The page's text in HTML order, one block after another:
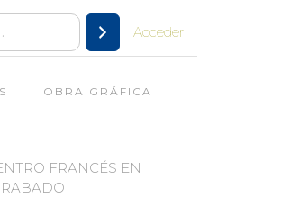
Acceder
OBRA GRÁFICA
FRANCÉS EN